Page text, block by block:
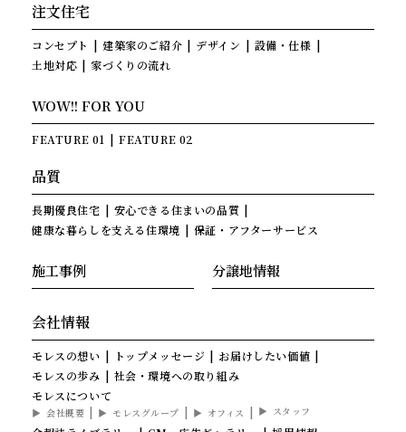
注文住宅
コンセプト 建築家のご紹介 デザイン
設備・仕様
土地対応
家づくりの流れ
WOW!! FOR YOU
FEATURE 01 FEATURE 02
品質
長期優良住宅
安心できる住まいの品質
健康な暮らしを支える住環境
保証・アフターサービス
施工事例 分譲地情報
会社情報
モレスの想い トップメッセージ
お届けしたい価値
モレスの歩み
社会・環境への取り組み
モレスについて
会社概要 モレスグループ オフィス スタッフ